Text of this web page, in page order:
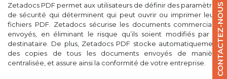
CONTACTEZ-NOUS
Zetadocs PDF permet aux utilisateurs de définir des paramètres
de sécurité qui déterminent qui peut ouvrir ou imprimer leurs
fichiers PDF. Zetadocs sécurise les documents commerciaux
envoyés, en éliminant le risque qu’ils soient modifiés par le
destinataire. De plus, Zetadocs PDF stocke automatiquement
des copies de tous les documents envoyés de manière
centralisée, et assure ainsi la conformité de votre entreprise.